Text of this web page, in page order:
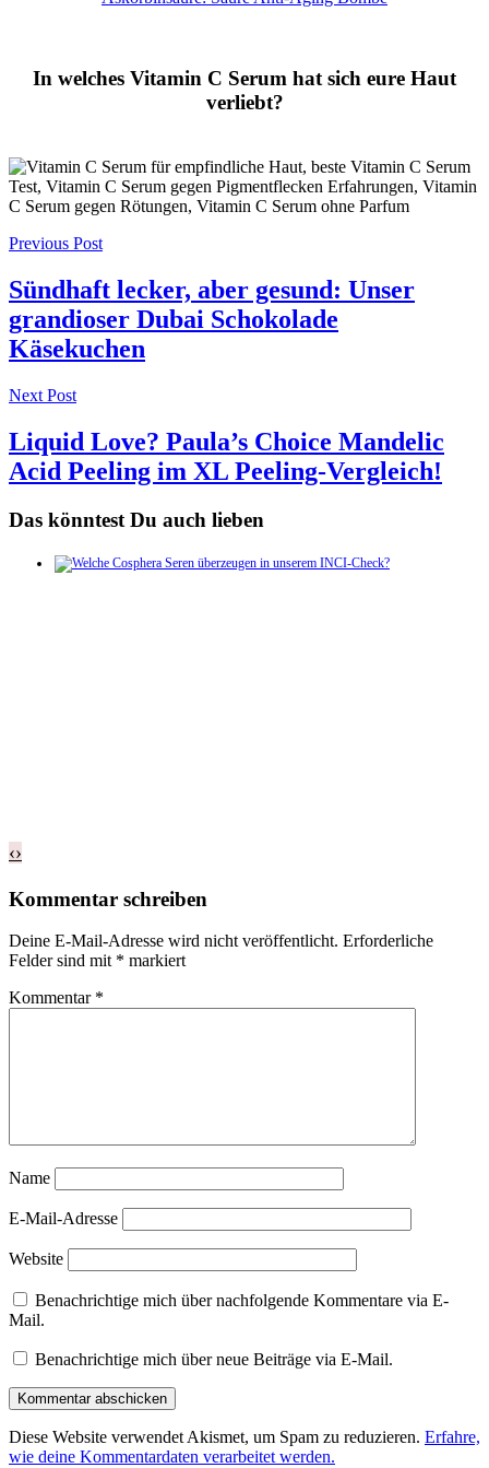
In welches Vitamin C Serum hat sich eure Haut
verliebt?
Post
navigation
Previous Post
Sündhaft lecker, aber gesund: Unser
grandioser Dubai Schokolade
Käsekuchen
Next Post
Liquid Love? Paula’s Choice Mandelic
Acid Peeling im XL Peeling-Vergleich!
Das könntest Du auch lieben
‹›
Kommentar schreiben
Deine E-Mail-Adresse wird nicht veröffentlicht. Erforderliche
Felder sind mit * markiert
Kommentar *
Name
E-Mail-Adresse
Website
Benachrichtige mich über nachfolgende Kommentare via E-
Mail.
Benachrichtige mich über neue Beiträge via E-Mail.
Diese Website verwendet Akismet, um Spam zu reduzieren. Erfahre,
wie deine Kommentardaten verarbeitet werden.